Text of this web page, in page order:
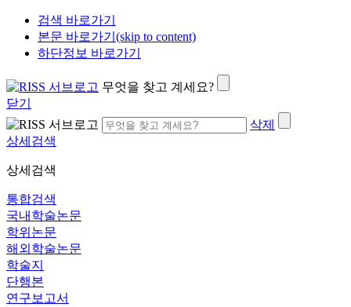
검색 바로가기
본문 바로가기(skip to content)
하단정보 바로가기
무엇을 찾고 계세요?
닫기
삭제
상세검색
상세검색
통합검색
국내학술논문
학위논문
해외학술논문
학술지
단행본
연구보고서